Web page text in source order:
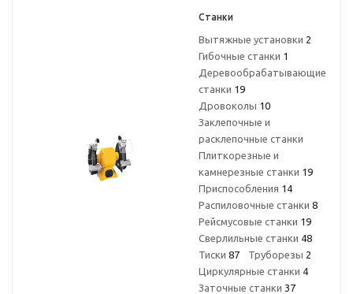
Станки
Вытяжные установки 2
Гибочные станки 1
Деревообрабатывающие
станки 19
Дровоколы 10
Заклепочные и
расклепочные станки
Плиткорезные и
камнерезные станки 19
Приспособления 14
Распиловочные станки 8
Рейсмусовые станки 19
Сверлильные станки 48
Тиски 87 Труборезы 2
Циркулярные станки 4
Заточные станки 37